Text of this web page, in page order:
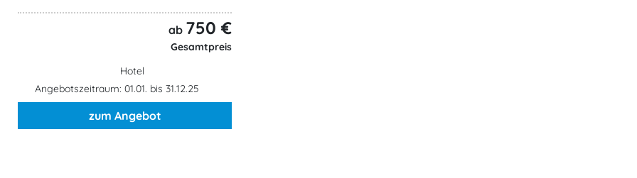
ab 750 €
Gesamtpreis
Hotel
Angebotszeitraum: 01.01. bis 31.12.25
zum Angebot